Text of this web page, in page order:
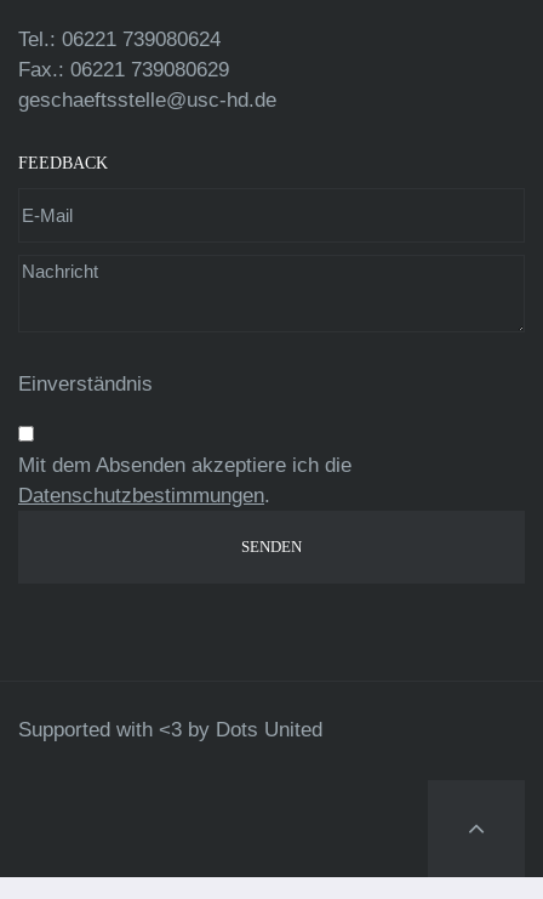
Tel.: 06221 739080624
Fax.: 06221 739080629
geschaeftsstelle@usc-hd.de
FEEDBACK
Einverständnis
Mit dem Absenden akzeptiere ich die
Datenschutzbestimmungen.
Supported with <3 by Dots United